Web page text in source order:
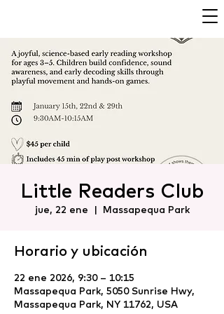
Little Readers Club
jue, 22 ene
  |
Massapequa Park
Horario y ubicación
22 ene 2026, 9:30 – 10:15
Massapequa Park, 5050 Sunrise Hwy,
Massapequa Park, NY 11762, USA